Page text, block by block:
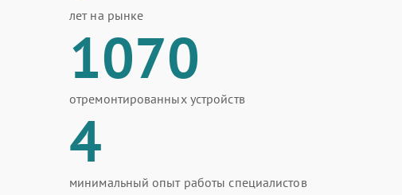
лет на рынке
1070
отремонтированных устройств
4
минимальный опыт работы специалистов